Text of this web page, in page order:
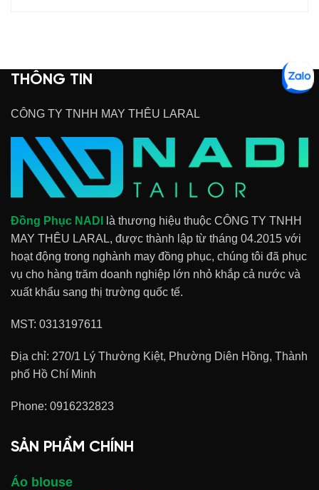
THÔNG TIN
CÔNG TY TNHH MAY THÊU LARAL
Đồng Phục NADI
là thương hiệu thuộc CÔNG TY TNHH
MAY THÊU LARAL, được thành lập từ tháng 04.2015 với
hoạt động trong nghành may đồng phục, chúng tôi đã phục
vụ cho hàng trăm doanh nghiệp lớn nhỏ khắp cả nước và
xuất khẩu sang thị trường quốc tế.
MST: 0313197611
Địa chỉ: 270/1 Lý Thường Kiệt, Phường Diên Hồng, Thành
phố Hồ Chí Minh
Phone: 0916232823
SẢN PHẨM CHÍNH
Áo blouse